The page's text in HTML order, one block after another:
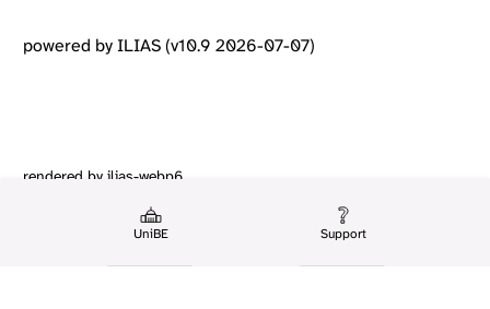
UniBE Support
powered by ILIAS (v10.9 2026-07-07)
rendered by ilias-webp6